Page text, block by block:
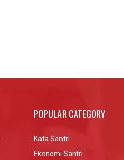
POPULAR CATEGORY
Kata Santri
Ekonomi Santri